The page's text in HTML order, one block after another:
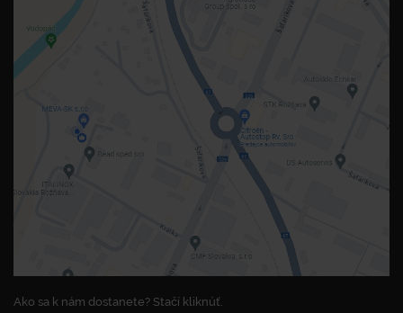
Ako sa k nám dostanete? Stačí kliknúť.